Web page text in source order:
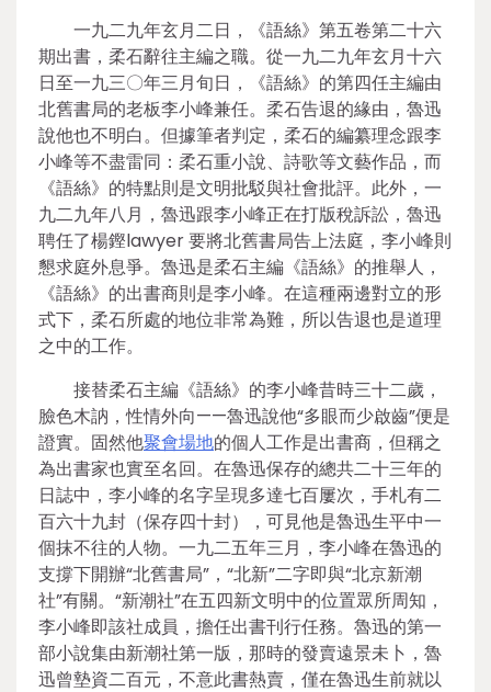
一九二九年玄月二日，《語絲》第五卷第二十六
期出書，柔石辭往主編之職。從一九二九年玄月十六
日至一九三〇年三月旬日，《語絲》的第四任主編由
北舊書局的老板李小峰兼任。柔石告退的緣由，魯迅
說他也不明白。但據筆者判定，柔石的編纂理念跟李
小峰等不盡雷同：柔石重小說、詩歌等文藝作品，而
《語絲》的特點則是文明批駁與社會批評。此外，一
九二九年八月，魯迅跟李小峰正在打版稅訴訟，魯迅
聘任了楊鏗lawyer 要將北舊書局告上法庭，李小峰則
懇求庭外息爭。魯迅是柔石主編《語絲》的推舉人，
《語絲》的出書商則是李小峰。在這種兩邊對立的形
式下，柔石所處的地位非常為難，所以告退也是道理
之中的工作。
接替柔石主編《語絲》的李小峰昔時三十二歲，
臉色木訥，性情外向——魯迅說他“多眼而少啟齒”便是
證實。固然他聚會場地的個人工作是出書商，但稱之
為出書家也實至名回。在魯迅保存的總共二十三年的
日誌中，李小峰的名字呈現多達七百屢次，手札有二
百六十九封（保存四十封），可見他是魯迅生平中一
個抹不往的人物。一九二五年三月，李小峰在魯迅的
支撐下開辦“北舊書局”，“北新”二字即與“北京新潮
社”有關。“新潮社”在五四新文明中的位置眾所周知，
李小峰即該社成員，擔任出書刊行任務。魯迅的第一
部小說集由新潮社第一版，那時的發賣遠景未卜，魯
迅曾墊資二百元，不意此書熱賣，僅在魯迅生前就以